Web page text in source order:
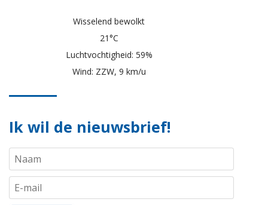
Wisselend bewolkt
21°C
Luchtvochtigheid: 59%
Wind: ZZW, 9 km/u
Ik wil de nieuwsbrief!